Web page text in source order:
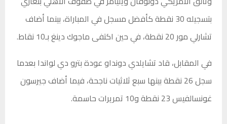
بتسجيله 30 نقطة كأفضل مسجل في المباراة، بينما أضاف
تشارلي مور 20 نقطة، في حين اكتفى ماجوك دينغ بـ10 نقاط.
في المقابل، قاد تشايلدي دونداو عودة بترو دي لواندا بعدما
سجل 26 نقطة بينها سبع ثلاثيات ناجحة، فيما أضاف جيرسون
غونسالفيس 23 نقطة و10 تمريرات حاسمة.